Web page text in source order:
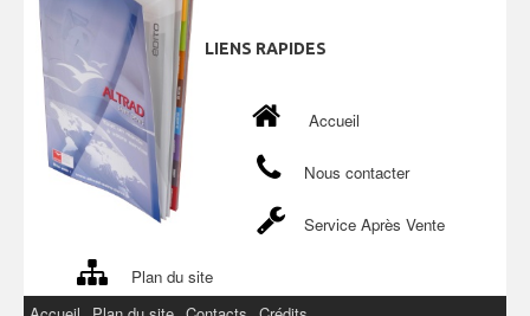
LIENS RAPIDES
Accueil
Nous contacter
Service Après Vente
Plan du site